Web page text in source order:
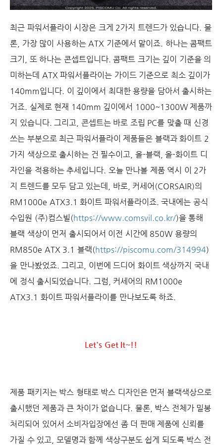
최근 파워서플라이 시장은 크게 2가지 트렌드가 있습니다. 물
론, 가장 많이 사용하는 ATX 기준에서 말이죠. 하나는 콤팩트
크기, 또 하나는 콘셉트입니다. 콤팩트 크기는 깊이 기준을 의
미하는데 ATX 파워서플라이는 가이드 기준으로 최소 깊이가
140mm입니다. 이 깊이에서 최대한 용량을 담아서 출시하는
거죠. 실제로 현재 140mm 깊이에서 1000~1300W 제품까
지 있습니다. 그리고, 콘셉트는 바로 조립 PC를 맞출 때 신경
쓰는 부분으로 최근 파워서플라이 제품들은 블랙과 화이트 2
가지 색상으로 출시하는 건 필수이고, 올-블랙, 올-화이트 디
자인을 적용하는 추세입니다. 오늘 만나볼 제품 역시 이 2가
지 트렌드를 모두 담고 있는데, 바로, 커세어(CORSAIR)의
RM1000e ATX3.1 화이트 파워서플라이죠. 국내에는 공식
수입원 (주)컴스빌(https://www.comsvil.co.kr/)을 통해
블랙 색상이 먼저 출시되어서 이전 시간에 850W 용량의
RM850e ATX 3.1 블랙(https://piscomu.com/314994)
을 만나봤었죠. 그리고, 이번에 드디어 화이트 색상까지 국내
에 정식 출시되었습니다. 그럼, 커세어의 RM1000e
ATX3.1 화이트 파워서플라이를 만나보도록 하죠.
Let's Get It~!!
제품 패키지는 박스 형태로 박스 디자인은 먼저 블랙색상으로
출시했던 제품과 큰 차이가 없습니다. 물론, 박스 전체가 밀봉
처리되어 있어서 소비자입장에선 좀 더 판매 제품에 신뢰를
가질 수 있고, 모델명과 함께 색상구분도 쉽게 되도록 박스 전